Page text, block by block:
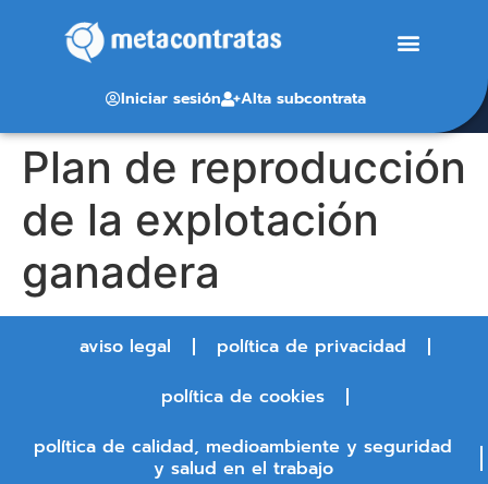
Iniciar sesión Alta subcontrata
Plan de reproducción
de la explotación
ganadera
aviso legal
política de privacidad
política de cookies
política de calidad, medioambiente y seguridad
y salud en el trabajo